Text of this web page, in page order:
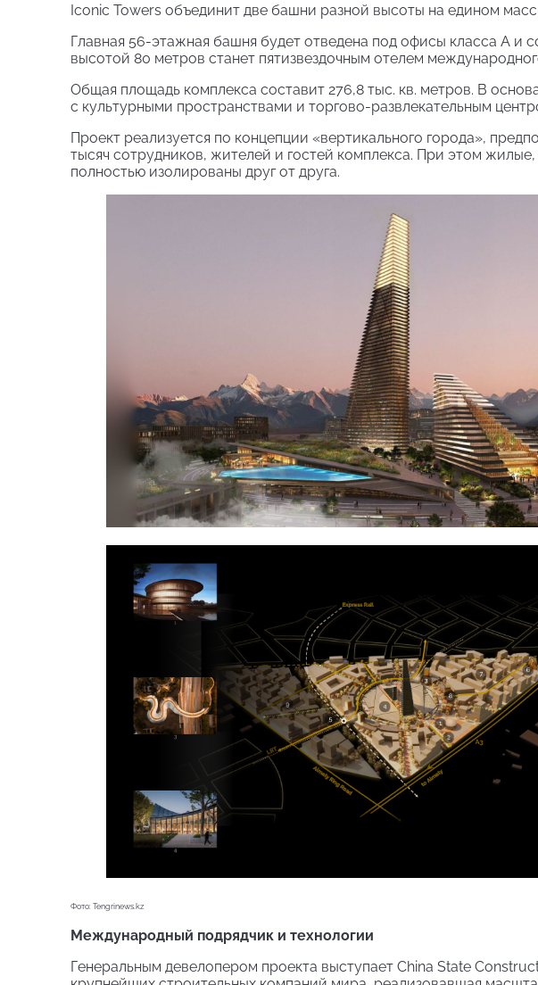
Iconic Towers объединит две башни разной высоты на едином
Главная 56-этажная башня будет отведена под офисы класса А и
высотой 80 метров станет пятизвездочным отелем
Общая площадь комплекса составит 276,8 тыс. кв. метров. В
с культурными пространствами и торгово-развлекательным
Проект реализуется по концепции «вертикального города»,
тысяч сотрудников, жителей и гостей комплекса. При этом
полностью изолированы друг от друга.
Фото: Tengrinews.kz
Международный подрядчик и технологии
Генеральным девелопером проекта выступает China State